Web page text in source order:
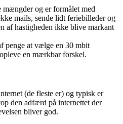
mængder og er formålet med
mails, sende lidt feriebilleder og
af hastigheden ikke blive markant
penge at vælge en 30 mbit
en mærkbar forskel.
(de fleste er) og typisk er
den adfærd på internettet der
bliver god.